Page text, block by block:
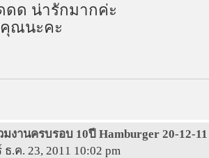
ด น่ารักมากค่ะ
ณนะคะ
มงานครบรอบ 10ปี Hamburger 20-12-11
ธ.ค. 23, 2011 10:02 pm